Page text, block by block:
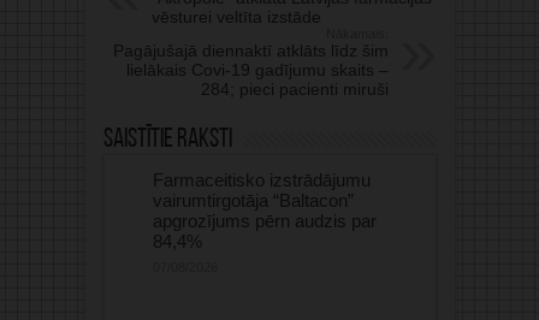
vēsturei veltīta izstāde
Pagājušajā diennaktī atklāts līdz šim
lielākais Covi-19 gadījumu skaits –
284; pieci pacienti miruši
Saistītie raksti
Farmaceitisko izstrādājumu
vairumtirgotāja “Baltacon”
apgrozījums pērn audzis par
84,4%